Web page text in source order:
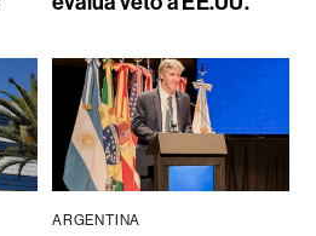
ARGENTINA